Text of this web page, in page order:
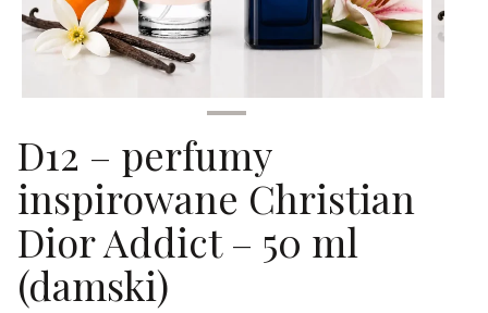
D12 – perfumy
inspirowane Christian
Dior Addict – 50 ml
(damski)